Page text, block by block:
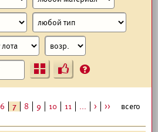
Ъ ?
6 7 8 9 10 11 ... > >>
всего